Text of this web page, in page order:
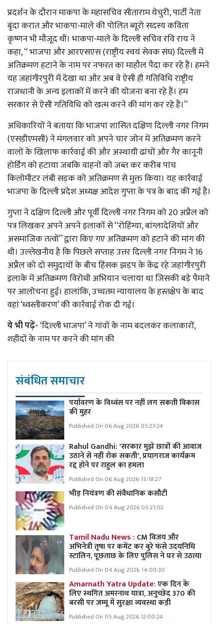
प्रदर्शन के दौरान माकपा के महासचिव सीताराम येचुरी, पार्टी नेता
बृंदा करात और भाकपा-माले की पोलित ब्यूरो सदस्य कविता
कृष्णन भी मौजूद थीं। भाकपा-माले के दिल्ली सचिव रवि राय ने
कहा, ‘‘ भाजपा और आरएसएस (राष्ट्रीय स्वयं सेवक संघ) दिल्ली में
अतिक्रमण हटाने के नाम पर नफरत का माहौल पैदा कर रहे हैं। हमने
यह जहांगीरपुरी में देखा था और अब वे ऐसी ही गतिविधि राष्ट्रीय
राजधानी के अन्य इलाकों में करने की योजना बना रहे हैं। हम
सरकार से ऐसी गतिविधि को खत्म करने की मांग कर रहे हैं।’’
अधिकारियों ने बताया कि भाजपा शासित दक्षिण दिल्ली नगर निगम
(एसडीएमसी) ने मंगलवार को अपने चार जोन में अतिक्रमण करने
वालों के खिलाफ कार्रवाई की और अस्थायी ढांचों और गैर कानूनी
होर्डिंग को हटाया जबकि वाहनों को जब्त कर करीब पांच
किलोमीटर लंबी सड़क को अतिक्रमण से मुक्त किया। यह कार्रवाई
भाजपा के दिल्ली प्रदेश अध्यक्ष आदेश गुप्ता के पत्र के बाद की गई है।
गुप्ता ने दक्षिण दिल्ली और पूर्वी दिल्ली नगर निगम को 20 अप्रैल को
पत्र लिखकर अपने अपने इलाकों से ‘‘रोहिंग्या, बांग्लादेशियों और
असमाजिक तत्वों’’ द्वारा किए गए अतिक्रमण को हटाने की मांग की
थी। उल्लेखनीय है कि पिछले सप्ताह उत्तर दिल्ली नगर निगम ने 16
अप्रैल को दो समुदायों के बीच हिंसक झड़प के केंद्र रहे जहांगीरपुरी
इलाके में अतिक्रमण विरोधी अभियान चलाया था जिसकी बड़े पैमाने
पर आलोचना हुई। हालांकि, उच्चतम न्यायालय के हस्तक्षेप के बाद
वहां ‘ध्वस्तीकरण’ की कार्रवाई रोक दी गई।
ये भी पढ़ें- ‘दिल्ली भाजपा’ ने गांवों के नाम बदलकर कलाकारों,
शहीदों के नाम पर करने की मांग की
संबंधित समाचार
पर्यावरण के विध्वंस पर नहीं लग सकती विकास
की मुहर
Published On 06 Aug 2026 05:23:24
Rahul Gandhi: 'सरकार मुझे छात्रों की आवाज
उठाने से नहीं रोक सकती', प्रयागराज कार्यक्रम
रद्द होने पर राहुल का हमला
Published On 06 Aug 2026 15:18:27
भीड़ नियंत्रण की संवैधानिक कसौटी
Published On 04 Aug 2026 05:21:02
Tamil Nadu News : CM विजय और
अभिनेत्री तृषा पर कमेंट कर बुरे फंसे उदयनिधि
स्टालिन, पूछताछ के लिए पुलिस ने घर से उठाया
Published On 04 Aug 2026 14:00:30
Amarnath Yatra Update:एक दिन के
लिए स्थगित अमरनाथ यात्रा, अनुच्छेद 370 की
बरसी पर जम्मू में सुरक्षा व्यवस्था कड़ी
Published On 05 Aug 2026 12:00:24